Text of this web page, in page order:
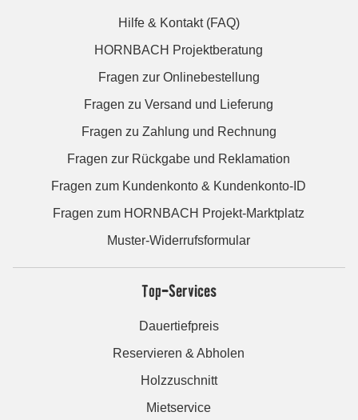
Hilfe & Kontakt (FAQ)
HORNBACH Projektberatung
Fragen zur Onlinebestellung
Fragen zu Versand und Lieferung
Fragen zu Zahlung und Rechnung
Fragen zur Rückgabe und Reklamation
Fragen zum Kundenkonto & Kundenkonto-ID
Fragen zum HORNBACH Projekt-Marktplatz
Muster-Widerrufsformular
Top-Services
Dauertiefpreis
Reservieren & Abholen
Holzzuschnitt
Mietservice